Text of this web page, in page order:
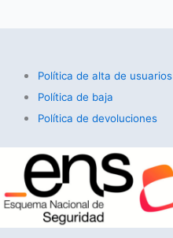
Política de alta de usuarios
Política de baja
Política de devoluciones